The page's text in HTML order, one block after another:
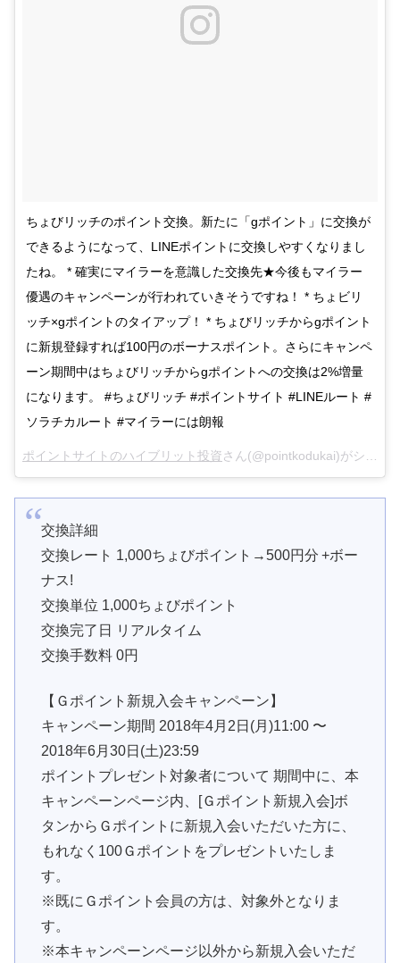
ちょびリッチのポイント交換。新たに「gポイント」に交換が
できるようになって、LINEポイントに交換しやすくなりまし
たね。 * 確実にマイラーを意識した交換先★今後もマイラー
優遇のキャンペーンが行われていきそうですね！ * ちょビリ
ッチ×gポイントのタイアップ！ * ちょびリッチからgポイント
に新規登録すれば100円のボーナスポイント。さらにキャンペ
ーン期間中はちょびリッチからgポイントへの交換は2%増量
になります。 #ちょびリッチ #ポイントサイト #LINEルート #
ソラチカルート #マイラーには朗報
ポイントサイトのハイブリット投資さん(@pointkodukai)がシェアした投稿 –
交換詳細
交換レート 1,000ちょびポイント→500円分 +ボー
ナス!
交換単位 1,000ちょびポイント
交換完了日 リアルタイム
交換手数料 0円
【Ｇポイント新規入会キャンペーン】
キャンペーン期間 2018年4月2日(月)11:00 〜
2018年6月30日(土)23:59
ポイントプレゼント対象者について 期間中に、本
キャンペーンページ内、[Ｇポイント新規入会]ボ
タンからＧポイントに新規入会いただいた方に、
もれなく100Ｇポイントをプレゼントいたしま
す。
※既にＧポイント会員の方は、対象外となりま
す。
※本キャンペーンページ以外から新規入会いただ